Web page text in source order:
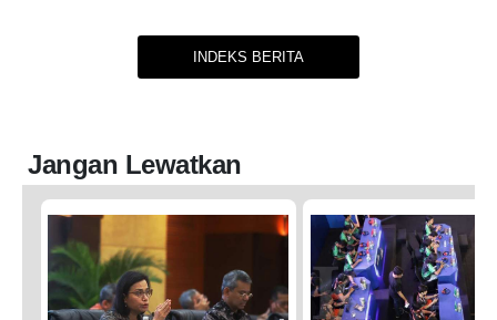
INDEKS BERITA
Jangan Lewatkan